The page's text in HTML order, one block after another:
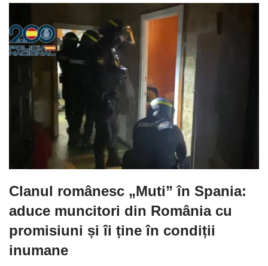
Clanul românesc „Muti” în Spania:
aduce muncitori din România cu
promisiuni și îi ține în condiții
inumane